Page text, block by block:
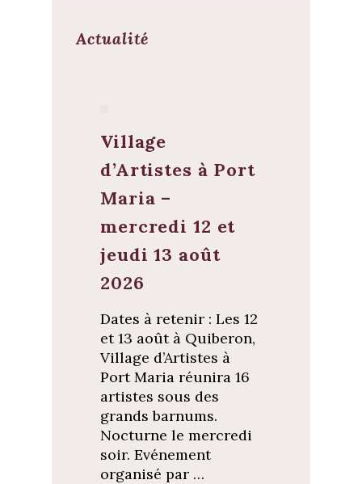
Actualité
Village
d’Artistes à Port
Maria –
mercredi 12 et
jeudi 13 août
2026
Dates à retenir : Les 12
et 13 août à Quiberon,
Village d’Artistes à
Port Maria réunira 16
artistes sous des
grands barnums.
Nocturne le mercredi
soir. Evénement
organisé par …